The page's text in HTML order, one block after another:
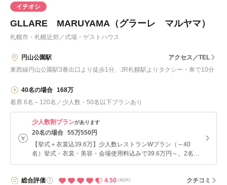
イチオシ
GLLARE MARUYAMA（グラーレ マルヤマ）
札幌市・札幌近郊／式場・ゲストハウス
円山公園駅
アクセス／TEL
東西線円山公園駅3番出口より徒歩1分、JR札幌駅よりタクシー・車で10分
40名の場合 168万
着席 6名～120名／少人数・50名以下プランあり
少人数割プランがあります
20名の場合 55万550円
【挙式＋衣裳込39.6万】少人数レストランWプラン（～40
名）挙式・衣裳・美容・会場使用料込みで39.6万円～。2名か
らできる本格少人数ウェディング。
総合評価 4.50 (462件) クチコミ